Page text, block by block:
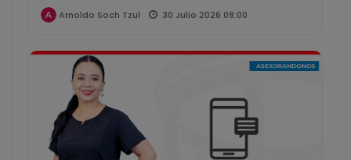
Arnoldo Soch Tzul 30 Julio 2026 08:00